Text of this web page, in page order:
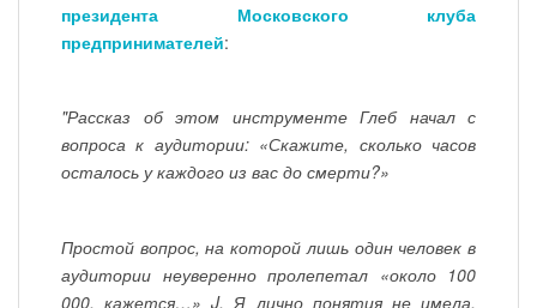
президента Московского клуба
предпринимателей:
"Рассказ об этом инструменте Глеб начал с
вопроса к аудитории: «Скажите, сколько часов
осталось у каждого из вас до смерти?»
Простой вопрос, на которой лишь один человек в
аудитории неуверенно пролепетал «около 100
000, кажется…» J. Я лично понятия не имела,